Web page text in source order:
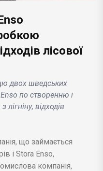
лісової
двох шведських
по створенню і
відходів
що займається
і Stora Enso,
компанія,